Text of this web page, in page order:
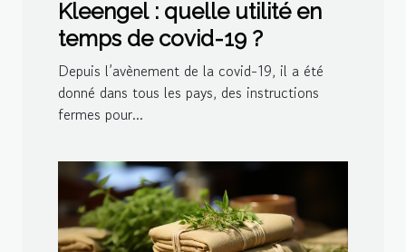
Kleengel : quelle utilité en
temps de covid-19 ?
Depuis l’avènement de la covid-19, il a été
donné dans tous les pays, des instructions
fermes pour...